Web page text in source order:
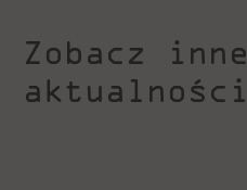
Zobacz inne
aktualności